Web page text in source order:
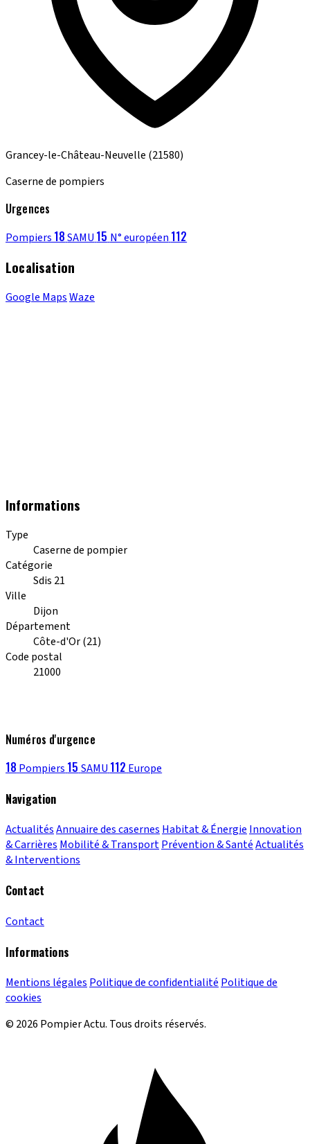
Grancey-le-Château-Neuvelle (21580)
Caserne de pompiers
Urgences
Pompiers 18SAMU 15 N° européen 112
Localisation
Google MapsWaze
Informations
Type
Caserne de pompier
Catégorie
Sdis 21
Ville
Dijon
Département
Côte-d'Or (21)
Code postal
21000
Numéros d'urgence
18 Pompiers 15 SAMU 112 Europe
Navigation
ActualitésAnnuaire des casernes Habitat & Énergie Innovation
& Carrières Mobilité & TransportPrévention & SantéActualités
& Interventions
Contact
Contact
Informations
Mentions légales Politique de confidentialité Politique de
cookies
© 2026 Pompier Actu. Tous droits réservés.